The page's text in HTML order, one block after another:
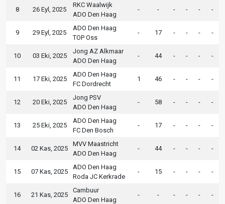
8 26 Eyl, 2025
RKC Waalwijk
ADO Den Haag
- - - - - -
9 29 Eyl, 2025
ADO Den Haag
TOP Oss
- 17 - - - -
10 03 Eki, 2025
Jong AZ Alkmaar
ADO Den Haag
- 44 - - - -
11 17 Eki, 2025
ADO Den Haag
FC Dordrecht
1 46 - - - -
12 20 Eki, 2025
Jong PSV
ADO Den Haag
- 58 - - - -
13 25 Eki, 2025
ADO Den Haag
FC Den Bosch
- 17 - - - -
14 02 Kas, 2025
MVV Maastricht
ADO Den Haag
- 44 - - - -
15 07 Kas, 2025
ADO Den Haag
Roda JC Kerkrade
- 15 - - - -
16 21 Kas, 2025
Cambuur
ADO Den Haag
- - - - - -